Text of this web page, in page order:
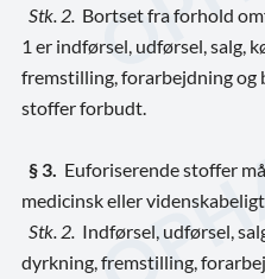
Stk. 2. Bortset fra forhold
1 er indførsel, udførsel, salg,
fremstilling, forarbejdning og
stoffer forbudt.
§ 3. Euforiserende stoffer
medicinsk eller videnskabeligt
Stk. 2. Indførsel, udførsel,
dyrkning, fremstilling,